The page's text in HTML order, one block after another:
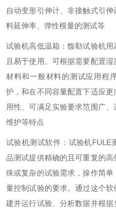
自动变形引伸计、非接触式引
料延伸率、弹性模量的测试等
试验机高低温箱 ：馥勒试验机用
且易于使用。可根据需要配置
材料和一般材料的测试应用程
护，和在不同容量配置下适应
用性、可满足实验要求范围广
维护等特点
试验机测试软件 ： 试验机FULE
品测试提供精确的且可重复的
殊或复杂的试验需求，操作简
量控制试验的要求。通过这个
建并运行试验、分析数据并根